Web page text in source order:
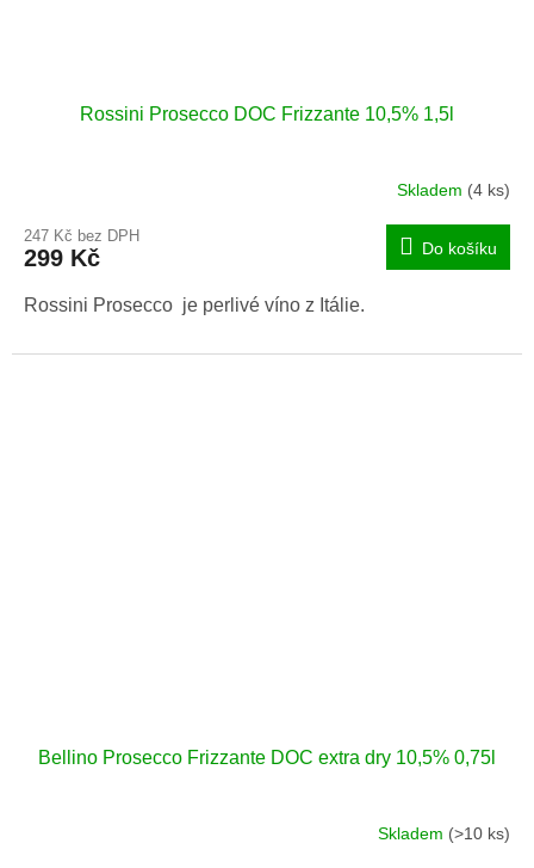
Rossini Prosecco DOC Frizzante 10,5% 1,5l
Skladem (4 ks)
247 Kč bez DPH
299 Kč Do košíku
Rossini Prosecco je perlivé víno z Itálie.
Bellino Prosecco Frizzante DOC extra dry 10,5% 0,75l
Skladem (>10 ks)